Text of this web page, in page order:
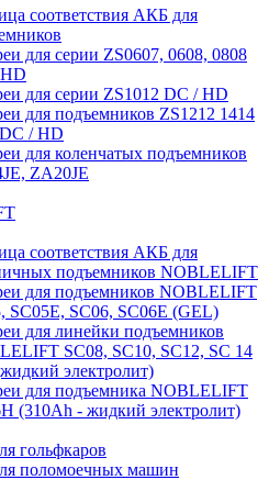
соответствия АКБ для
для серии ZS0607, 0608, 0808
для серии ZS1012 DC / HD
для подъемников ZS1212 1414
/ HD
для коленчатых подъемников
ZA20JE
соответствия АКБ для
подъемников NOBLELIFT
для подъемников NOBLELIFT
SC05E, SC06, SC06E (GEL)
для линейки подъемников
SC08, SC10, SC12, SC 14
электролит)
для подъемника NOBLELIFT
(310Ah - жидкий электролит)
гольфкаров
поломоечных машин